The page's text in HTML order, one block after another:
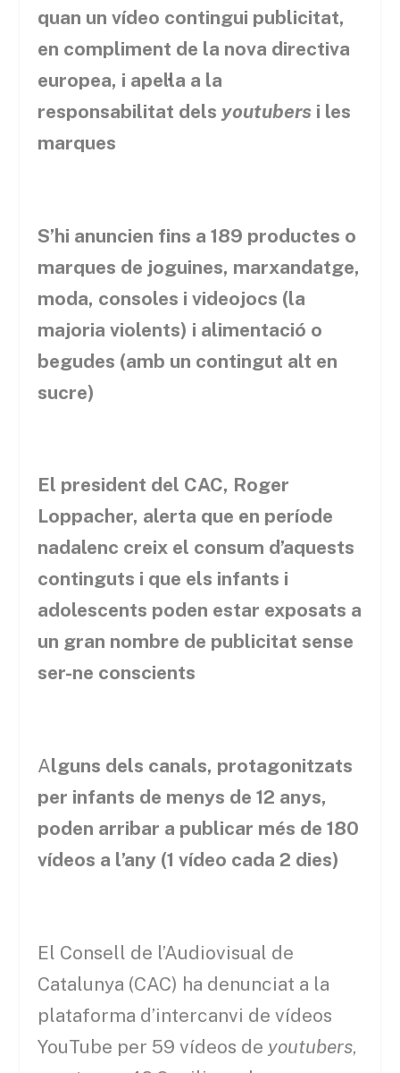
quan un vídeo contingui publicitat,
en compliment de la nova directiva
europea, i apel·la a la
responsabilitat dels youtubers i les
marques
S’hi anuncien fins a 189 productes o
marques de joguines, marxandatge,
moda, consoles i videojocs (la
majoria violents) i alimentació o
begudes (amb un contingut alt en
sucre)
El president del CAC, Roger
Loppacher, alerta que en període
nadalenc creix el consum d’aquests
continguts i que els infants i
adolescents poden estar exposats a
un gran nombre de publicitat sense
ser-ne conscients
Alguns dels canals, protagonitzats
per infants de menys de 12 anys,
poden arribar a publicar més de 180
vídeos a l’any (1 vídeo cada 2 dies)
El Consell de l’Audiovisual de
Catalunya (CAC) ha denunciat a la
plataforma d’intercanvi de vídeos
YouTube per 59 vídeos de youtubers,